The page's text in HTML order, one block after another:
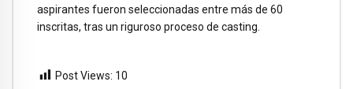
aspirantes fueron seleccionadas entre más de 60
inscritas, tras un riguroso proceso de casting.
Post Views: 10